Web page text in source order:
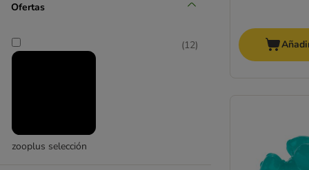
mediano 11 - 25 kg
Ofertas
zooplus selección
(12)